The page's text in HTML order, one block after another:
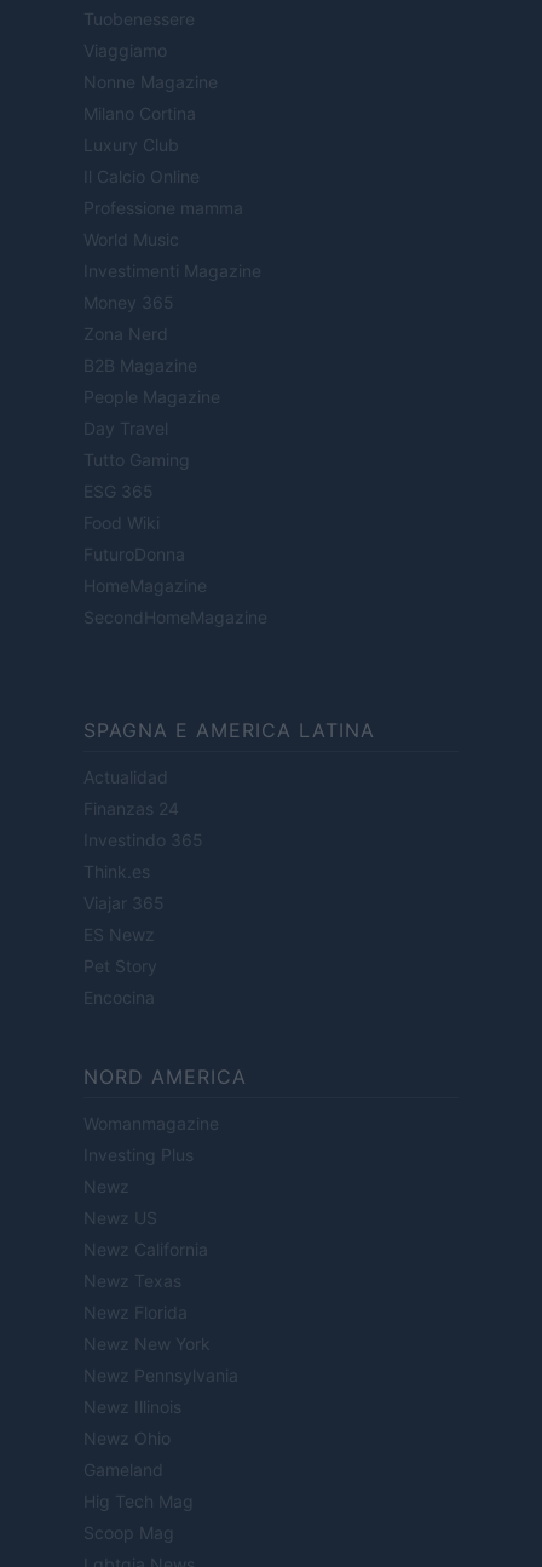
Tuobenessere
Viaggiamo
Nonne Magazine
Milano Cortina
Luxury Club
Il Calcio Online
Professione mamma
World Music
Investimenti Magazine
Money 365
Zona Nerd
B2B Magazine
People Magazine
Day Travel
Tutto Gaming
ESG 365
Food Wiki
FuturoDonna
HomeMagazine
SecondHomeMagazine
SPAGNA E AMERICA LATINA
Actualidad
Finanzas 24
Investindo 365
Think.es
Viajar 365
ES Newz
Pet Story
Encocina
NORD AMERICA
Womanmagazine
Investing Plus
Newz
Newz US
Newz California
Newz Texas
Newz Florida
Newz New York
Newz Pennsylvania
Newz Illinois
Newz Ohio
Gameland
Hig Tech Mag
Scoop Mag